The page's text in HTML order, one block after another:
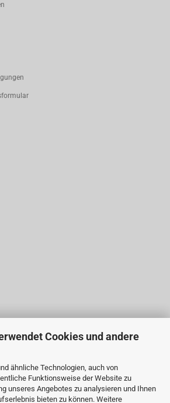
Cookies und andere
ähnliche Technologien, auch von
Funktionsweise der Website zu
unseres Angebotes zu analysieren und Ihnen
bieten zu können. Weitere